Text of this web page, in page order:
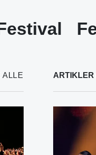
ALLE ARTIKLER